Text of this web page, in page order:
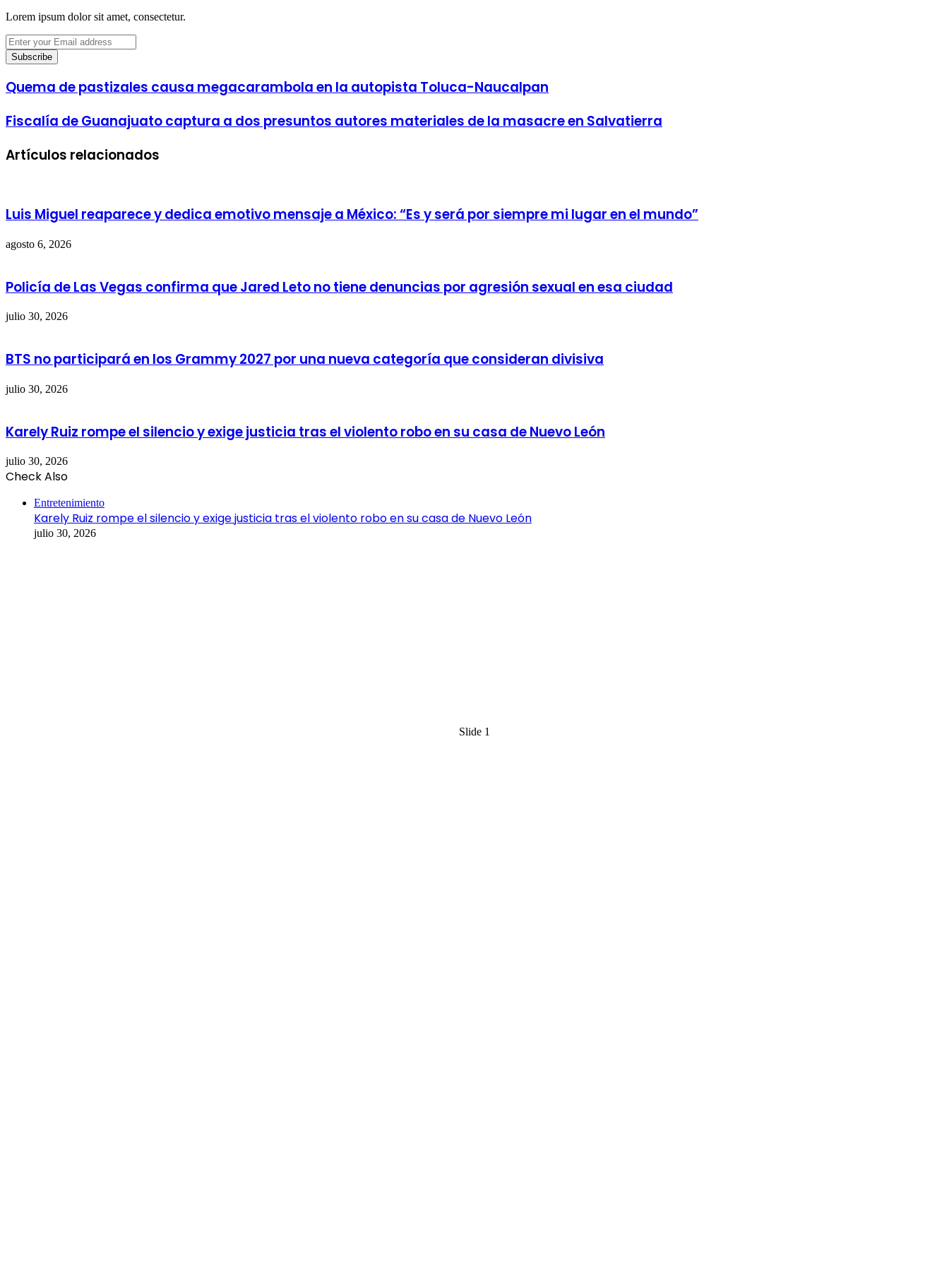
Lorem ipsum dolor sit amet, consectetur.
Enter
your
Email
Quema de pastizales causa megacarambola en la autopista Toluca-Naucalpan
Fiscalía de Guanajuato captura a dos presuntos autores materiales de la masacre en Salvatierra
Artículos relacionados
Luis Miguel reaparece y dedica emotivo mensaje a México: “Es y será por siempre mi lugar en el mundo”
agosto 6, 2026
Policía de Las Vegas confirma que Jared Leto no tiene denuncias por agresión sexual en esa ciudad
julio 30, 2026
BTS no participará en los Grammy 2027 por una nueva categoría que consideran divisiva
julio 30, 2026
Karely Ruiz rompe el silencio y exige justicia tras el violento robo en su casa de Nuevo León
julio 30, 2026
Check Also
Entretenimiento
Karely Ruiz rompe el silencio y exige justicia tras el violento robo en su casa de Nuevo León
julio 30, 2026
Slide 1